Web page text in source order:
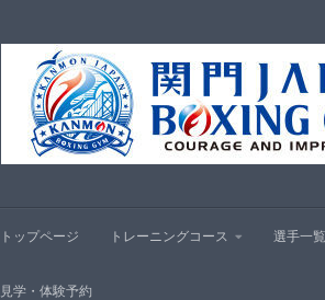
トップページ トレーニングコース 選手一覧
見学・体験予約